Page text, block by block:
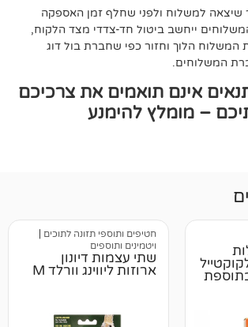
שחלף זמן האספקה
חד-צדדי מצד הלקוח,
כפי שחברת בול דוג
את צרכיכם
להימנע
חטיפים ותוספי תזונה לתוכים|
ויטמינים ותוספים
שתי עצמות דיונון
ארוזות ליווינג וורלד M